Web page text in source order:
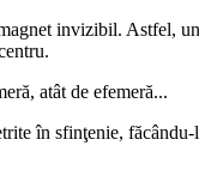
invizibil. Astfel,
atât de efemeră...
în sfinţenie, făcându-